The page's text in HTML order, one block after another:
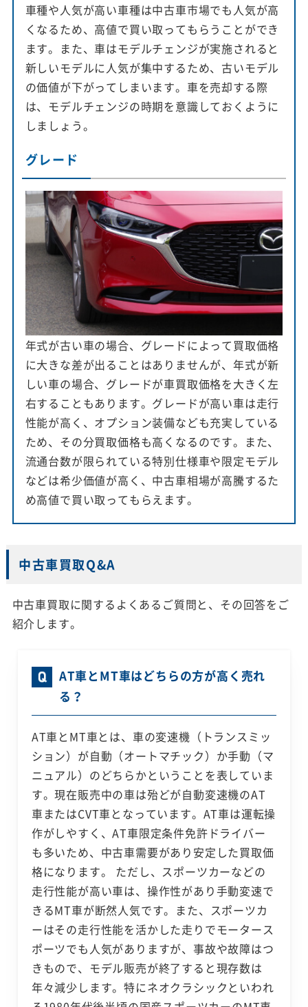
車種や人気が高い車種は中古車市場でも人気が高
くなるため、高値で買い取ってもらうことができ
ます。また、車はモデルチェンジが実施されると
新しいモデルに人気が集中するため、古いモデル
の価値が下がってしまいます。車を売却する際
は、モデルチェンジの時期を意識しておくように
しましょう。
グレード
年式が古い車の場合、グレードによって買取価格
に大きな差が出ることはありませんが、年式が新
しい車の場合、グレードが車買取価格を大きく左
右することもあります。グレードが高い車は走行
性能が高く、オプション装備なども充実している
ため、その分買取価格も高くなるのです。また、
流通台数が限られている特別仕様車や限定モデル
などは希少価値が高く、中古車相場が高騰するた
め高値で買い取ってもらえます。
中古車買取Q&A
中古車買取に関するよくあるご質問と、その回答をご
紹介します。
AT車とMT車はどちらの方が高く売れ
る？
AT車とMT車とは、車の変速機（トランスミッ
ション）が自動（オートマチック）か手動（マ
ニュアル）のどちらかということを表していま
す。現在販売中の車は殆どが自動変速機のAT
車またはCVT車となっています。AT車は運転操
作がしやすく、AT車限定条件免許ドライバー
も多いため、中古車需要があり安定した買取価
格になります。 ただし、スポーツカーなどの
走行性能が高い車は、操作性があり手動変速で
きるMT車が断然人気です。また、スポーツカ
ーはその走行性能を活かした走りでモータース
ポーツでも人気がありますが、事故や故障はつ
きもので、モデル販売が終了すると現存数は
年々減少します。特にネオクラシックといわれ